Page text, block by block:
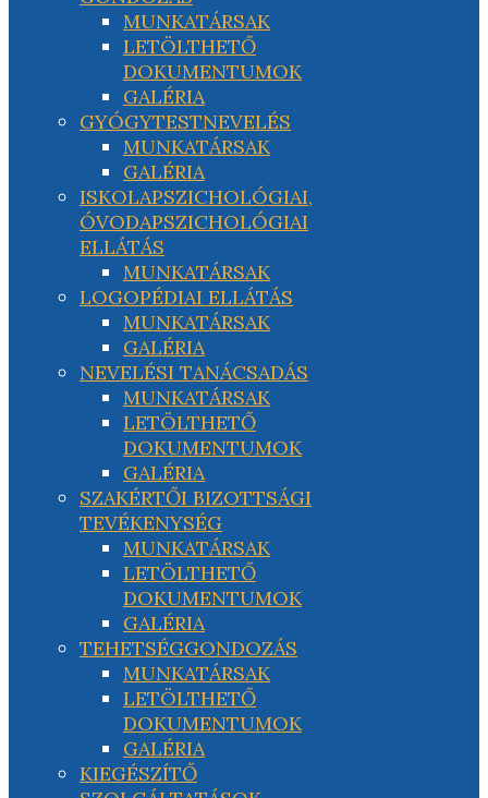
MUNKATÁRSAK
LETÖLTHETŐ
DOKUMENTUMOK
GALÉRIA
GYÓGYTESTNEVELÉS
MUNKATÁRSAK
GALÉRIA
ISKOLAPSZICHOLÓGIAI,
ÓVODAPSZICHOLÓGIAI
ELLÁTÁS
MUNKATÁRSAK
LOGOPÉDIAI ELLÁTÁS
MUNKATÁRSAK
GALÉRIA
NEVELÉSI TANÁCSADÁS
MUNKATÁRSAK
LETÖLTHETŐ
DOKUMENTUMOK
GALÉRIA
SZAKÉRTŐI BIZOTTSÁGI
TEVÉKENYSÉG
MUNKATÁRSAK
LETÖLTHETŐ
DOKUMENTUMOK
GALÉRIA
TEHETSÉGGONDOZÁS
MUNKATÁRSAK
LETÖLTHETŐ
DOKUMENTUMOK
GALÉRIA
KIEGÉSZÍTŐ